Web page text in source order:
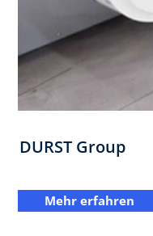
DURST Group
Mehr erfahren